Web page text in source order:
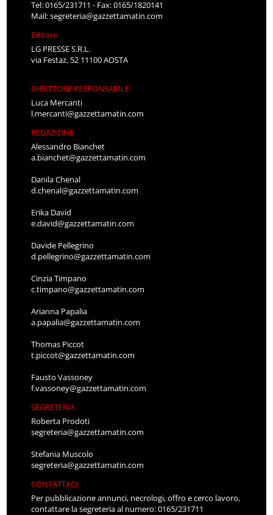
Tel: 0165/231711 - Fax: 0165/1820141
Mail:segreteria@gazzettamatin.com
Editore
LG PRESSE S.R.L.
via Festaz, 52 11100 AOSTA
DIRETTORE RESPONSABILE
Luca Mercanti
l.mercanti@gazzettamatin.com
REDAZIONE
Alessandro Bianchet
a.bianchet@gazzettamatin.com
Danila Chenal
d.chenal@gazzettamatin.com
Erika David
e.david@gazzettamatin.com
Davide Pellegrino
d.pellegrino@gazzettamatin.com
Cinzia Timpano
c.timpano@gazzettamatin.com
Arianna Papalia
a.papalia@gazzettamatin.com
Thomas Piccot
t.piccot@gazzettamatin.com
Fausto Vassoney
f.vassoney@gazzettamatin.com
SEGRETERIA
Roberta Prodoti
segreteria@gazzettamatin.com
Stefania Muscolo
segreteria@gazzettamatin.com
CONTATTACI
Per pubblicazione annunci, necrologi, offro e cerco lavoro,
contattare la segreteria al numero: 0165/231711